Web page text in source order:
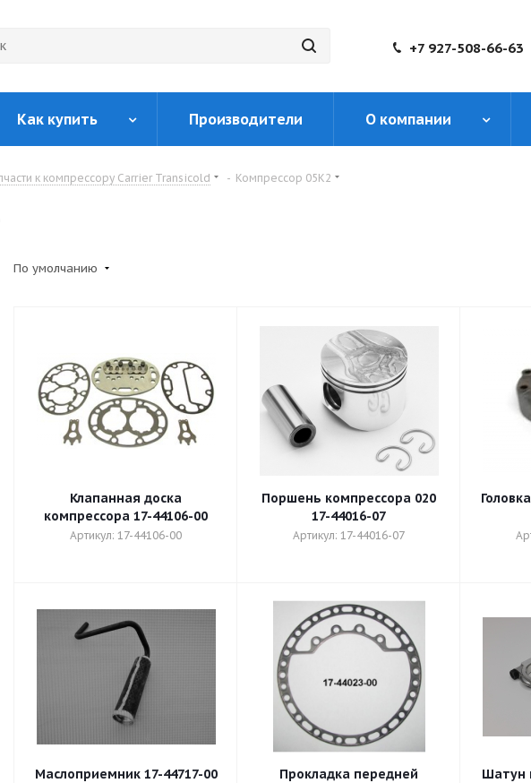
+7 927-508-66-63
Как купить Производители О компании
к компрессору Carrier Transicold - Компрессор 05K2
По умолчанию
Клапанная доска
компрессора 17-44106-00
Артикул: 17-44106-00
Поршень компрессора 020
17-44016-07
Артикул: 17-44016-07
Маслоприемник 17-44717-00
Прокладка передней
Шатун